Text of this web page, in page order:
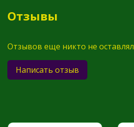
Отзывы
Отзывов еще никто не оставлял
Написать отзыв